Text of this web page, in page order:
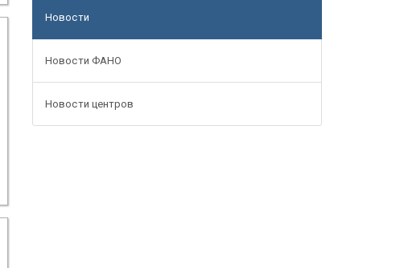
Новости
Новости ФАНО
Новости центров